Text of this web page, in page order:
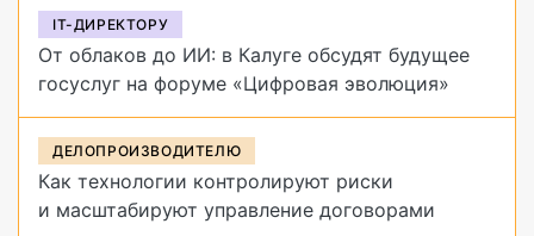
IT-ДИРЕКТОРУ
От облаков до ИИ: в Калуге обсудят будущее
госуслуг на форуме «Цифровая эволюция»
ДЕЛОПРОИЗВОДИТЕЛЮ
Как технологии контролируют риски
и масштабируют управление договорами